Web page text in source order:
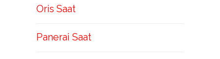
Oris Saat
Panerai Saat